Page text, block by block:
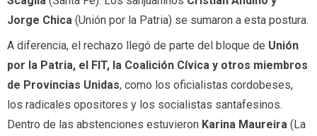
Jorge Chica (Unión por la Patria) se sumaron a esta postura.
A diferencia, el rechazo llegó de parte del bloque de Unión
por la Patria, el FIT, la Coalición Cívica y otros miembros
de Provincias Unidas, como los oficialistas cordobeses,
los radicales opositores y los socialistas santafesinos.
Dentro de las abstenciones estuvieron Karina Maureira (La